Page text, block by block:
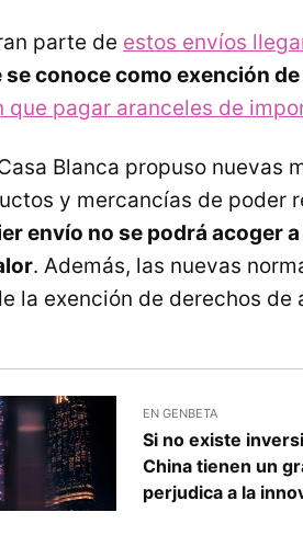
parte de estos envíos
conoce como exención
que pagar aranceles de
Blanca propuso nuevas
y mercancías de poder
envío no se podrá acoger
. Además, las nuevas
la exención de derechos de
EN GENBETA
Si no existe
China tienen un
perjudica a la